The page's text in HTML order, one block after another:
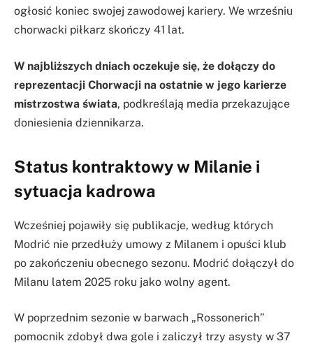
ogłosić koniec swojej zawodowej kariery. We wrześniu
chorwacki piłkarz skończy 41 lat.
W najbliższych dniach oczekuje się, że dołączy do
reprezentacji Chorwacji na ostatnie w jego karierze
mistrzostwa świata, podkreślają media przekazujące
doniesienia dziennikarza.
Status kontraktowy w Milanie i
sytuacja kadrowa
Wcześniej pojawiły się publikacje, według których
Modrić nie przedłuży umowy z Milanem i opuści klub
po zakończeniu obecnego sezonu. Modrić dołączył do
Milanu latem 2025 roku jako wolny agent.
W poprzednim sezonie w barwach „Rossonerich”
pomocnik zdobył dwa gole i zaliczył trzy asysty w 37